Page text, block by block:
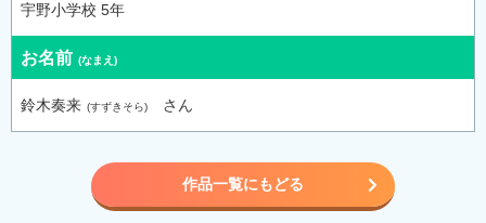
宇野小学校 5年
お名前
鈴木奏来 さん
作品一覧にもどる